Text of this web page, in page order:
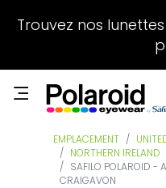
Trouvez nos
EMPLACEMENT
NORTHERN IRELAND
SAFILO POLAROID -
CRAIGAVON